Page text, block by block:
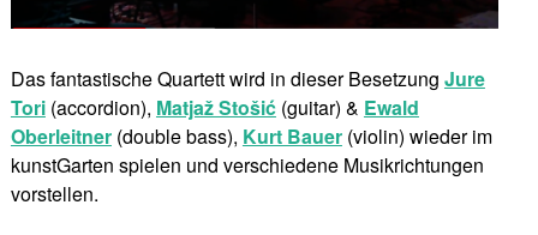
Das fantastische Quartett wird in dieser Besetzung Jure
Tori (accordion), Matjaž Stošić(guitar) & Ewald
Oberleitner (double bass), Kurt Bauer (violin) wieder im
kunstGarten spielen und verschiedene Musikrichtungen
vorstellen.